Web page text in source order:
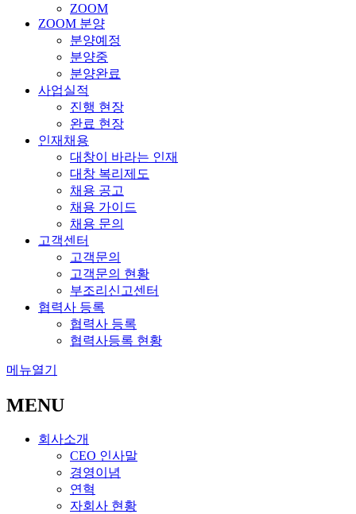
ZOOM
ZOOM 분양
분양예정
분양중
분양완료
사업실적
진행 현장
완료 현장
인재채용
대창이 바라는 인재
대창 복리제도
채용 공고
채용 가이드
채용 문의
고객센터
고객문의
고객문의 현황
부조리신고센터
협력사 등록
협력사 등록
협력사등록 현황
메뉴열기
MENU
회사소개
CEO 인사말
경영이념
연혁
자회사 현황